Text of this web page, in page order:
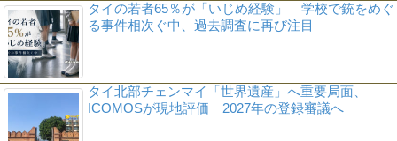
タイの若者65％が「いじめ経験」 学校で銃をめぐ
る事件相次ぐ中、過去調査に再び注目
タイ北部チェンマイ「世界遺産」へ重要局面、
ICOMOSが現地評価 2027年の登録審議へ